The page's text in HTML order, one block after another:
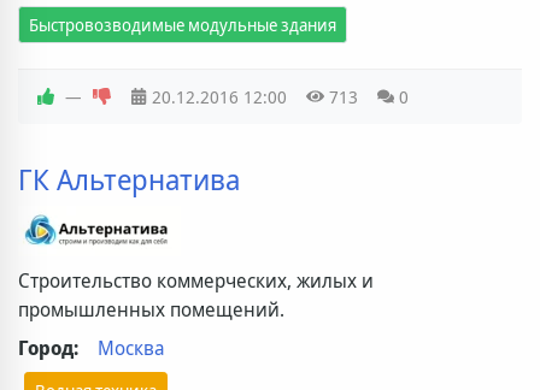
Быстровозводимые модульные здания
— 20.12.2016 12:00 713 0
ГК Альтернатива
Строительство коммерческих, жилых и
промышленных помещений.
Город:
Москва